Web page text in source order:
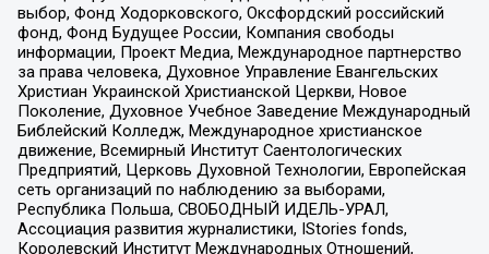
выбор, Фонд Ходорковского, Оксфордский российский
фонд, Фонд Будущее России, Компания свободы
информации, Проект Медиа, Международное партнерство
за права человека, Духовное Управление Евангельских
Христиан Украинской Христианской Церкви, Новое
Поколение, Духовное Учебное Заведение Международный
Библейский Колледж, Международное христианское
движение, Всемирный Институт Саентологических
Предприятий, Церковь Духовной Технологии, Европейская
сеть организаций по наблюдению за выборами,
Республика Польша, СВОБОДНЫЙ ИДЕЛЬ-УРАЛ,
Ассоциация развития журналистики, IStories fonds,
Королевский Институт Международных Отношений,